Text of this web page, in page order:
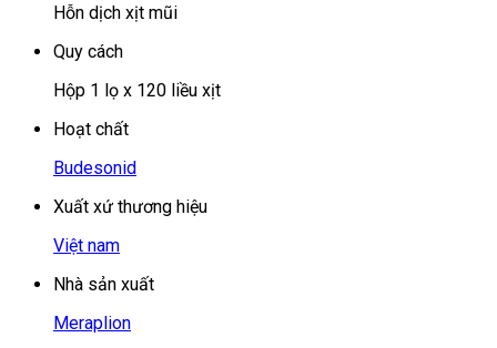
Hỗn dịch xịt mũi
Quy cách
Hộp 1 lọ x 120 liều xịt
Hoạt chất
Budesonid
Xuất xứ thương hiệu
Việt nam
Nhà sản xuất
Meraplion